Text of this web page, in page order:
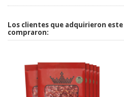
Los clientes que adquirieron
compraron: